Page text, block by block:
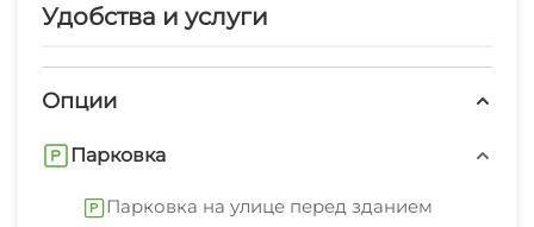
повара и прохладительными напитками для
- столовая с питанием по меню (оплачивается
- детская площадка
- бесплатный трансфер на центральный пляж, в
Удобства и услуги
Опции
Парковка
Парковка на улице перед зданием